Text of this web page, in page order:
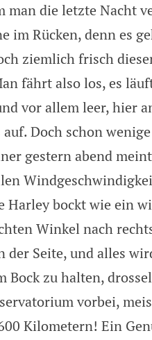
man die letzte Nacht
im Rücken, denn es
ziemlich frisch
fährt also los, es
vor allem leer, hier
Doch schon
gestern abend
bockt wie ein
Winkel nach
Seite, und alles
Bock zu halten,
vorbei,
Kilometern! Ein